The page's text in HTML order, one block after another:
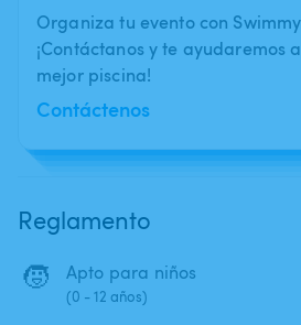
Organiza tu evento con
¡Contáctanos y te ayudaremos
mejor piscina!
Contáctenos
Reglamento
🧒 Apto para niños
(0 - 12 años)